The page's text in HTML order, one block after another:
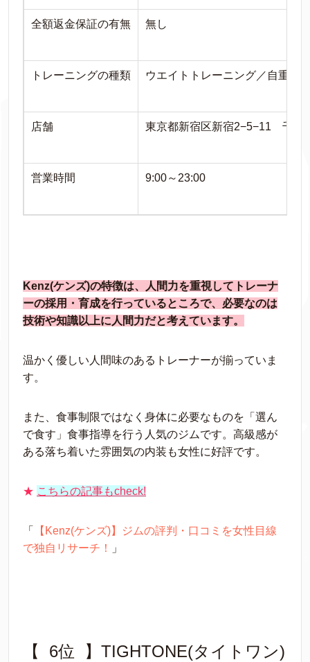
全額返金保証の有無 無し
トレーニングの種類 ウエイトトレーニング／自重ト
店舗 東京都新宿区新宿2−5−11 千寿
営業時間 9:00～23:00
Kenz(ケンズ)の特徴は、人間力を重視してトレーナ
ーの採用・育成を行っているところで、必要なのは
技術や知識以上に人間力だと考えています。
温かく優しい人間味のあるトレーナーが揃っていま
す。
また、食事制限ではなく身体に必要なものを「選ん
で食す」食事指導を行う人気のジムです。高級感が
ある落ち着いた雰囲気の内装も女性に好評です。
★ こちらの記事もcheck!
「
【Kenz(ケンズ)】ジムの評判・口コミを女性目線
で独自リサーチ！
」
【 6位 】TIGHTONE(タイトワン)